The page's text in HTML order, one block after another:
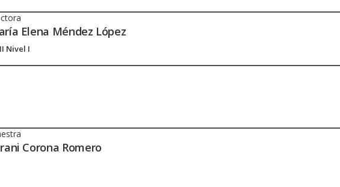
Elena Méndez López
Nivel I
Corona Romero